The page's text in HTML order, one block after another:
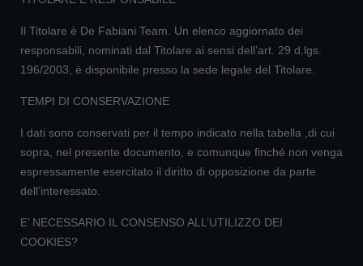
Il Titolare è De Fabiani Team. Un elenco aggiornato dei
responsabili, nominati dal Titolare ai sensi dell’art. 29 d.lgs.
196/2003, è disponibile presso la sede legale del Titolare.
TEMPI DI CONSERVAZIONE
I dati sono conservati per il tempo indicato nella tabella ,di cui
sopra, nel presente documento, e comunque finché non venga
espressamente esercitato il diritto di opposizione da parte
dell’interessato.
E’ NECESSARIO IL CONSENSO ALL’UTILIZZO DEI
COOKIES?